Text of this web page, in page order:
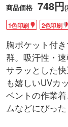
商品価格 748円
1色印刷 2色印刷
胸ポケット付
群。吸汗性・
サラッとした
も嬉しいUVカ
ベントの作業
ムなどにぴった